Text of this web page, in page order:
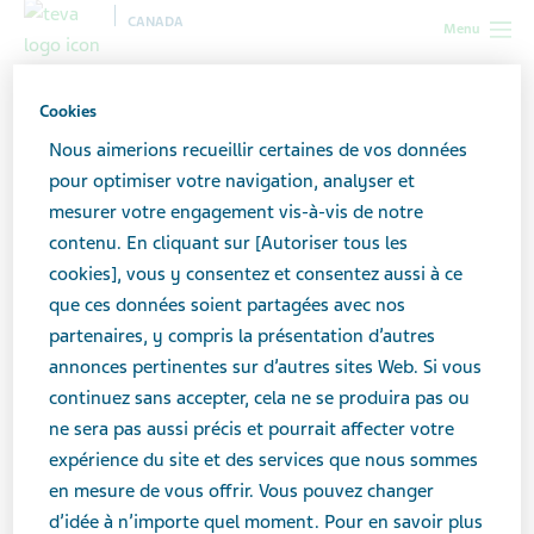
Menu
CANADA
Résultats de recherche
Effectuez une recherche ici pour trouver ce que
vous cherchez. Si vous cherchez un produit de
Teva, effectuez une recherche dans l’un de nos
catalogues de produits ou n’hésitez pas à
communiquer avec nouspour assistance.
Recherche
Cookies
Nous aimerions recueillir certaines de vos données
pour optimiser votre navigation, analyser et
mesurer votre engagement vis-à-vis de notre
contenu. En cliquant sur [Autoriser tous les
cookies], vous y consentez et consentez aussi à ce
que ces données soient partagées avec nos
partenaires, y compris la présentation d’autres
annonces pertinentes sur d’autres sites Web. Si vous
continuez sans accepter, cela ne se produira pas ou
ne sera pas aussi précis et pourrait affecter votre
expérience du site et des services que nous sommes
en mesure de vous offrir. Vous pouvez changer
d’idée à n’importe quel moment. Pour en savoir plus